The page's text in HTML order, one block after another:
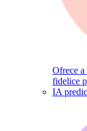
Ofrece a
fidelice
IA